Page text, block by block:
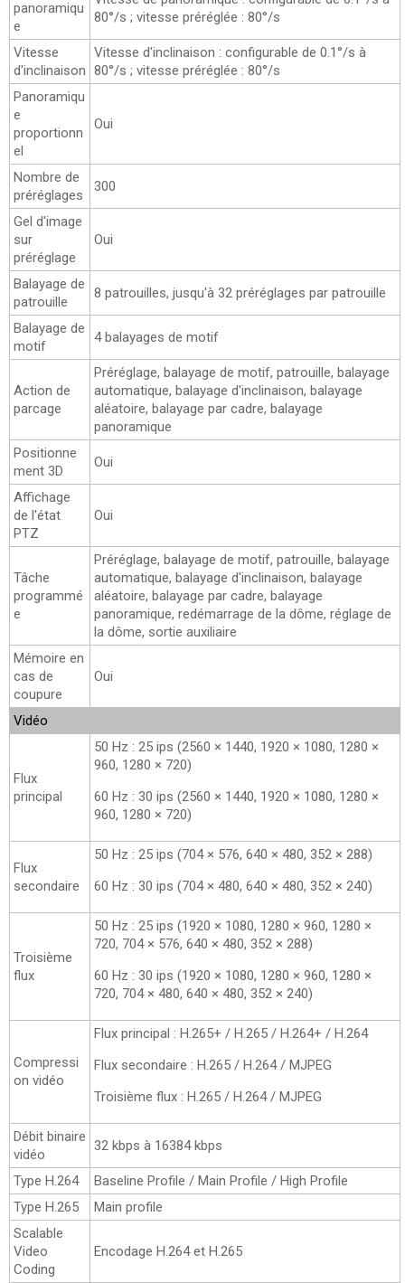
panoramiqu
e
80°/s ; vitesse préréglée : 80°/s
Vitesse
d'inclinaison
Vitesse d'inclinaison : configurable de 0.1°/s à
80°/s ; vitesse préréglée : 80°/s
Panoramiqu
e
proportionn
el
Oui
Nombre de
préréglages
300
Gel d'image
sur
préréglage
Oui
Balayage de
patrouille
8 patrouilles, jusqu'à 32 préréglages par patrouille
Balayage de
motif
4 balayages de motif
Action de
parcage
Préréglage, balayage de motif, patrouille, balayage
automatique, balayage d'inclinaison, balayage
aléatoire, balayage par cadre, balayage
panoramique
Positionne
ment 3D
Oui
Affichage
de l'état
PTZ
Oui
Tâche
programmé
e
Préréglage, balayage de motif, patrouille, balayage
automatique, balayage d'inclinaison, balayage
aléatoire, balayage par cadre, balayage
panoramique, redémarrage de la dôme, réglage de
la dôme, sortie auxiliaire
Mémoire en
cas de
coupure
Oui
Vidéo
Flux
principal
50 Hz : 25 ips (2560 × 1440, 1920 × 1080, 1280 ×
960, 1280 × 720)
60 Hz : 30 ips (2560 × 1440, 1920 × 1080, 1280 ×
960, 1280 × 720)
Flux
secondaire
50 Hz : 25 ips (704 × 576, 640 × 480, 352 × 288)
60 Hz : 30 ips (704 × 480, 640 × 480, 352 × 240)
Troisième
flux
50 Hz : 25 ips (1920 × 1080, 1280 × 960, 1280 ×
720, 704 × 576, 640 × 480, 352 × 288)
60 Hz : 30 ips (1920 × 1080, 1280 × 960, 1280 ×
720, 704 × 480, 640 × 480, 352 × 240)
Compressi
on vidéo
Flux principal : H.265+ / H.265 / H.264+ / H.264
Flux secondaire : H.265 / H.264 / MJPEG
Troisième flux : H.265 / H.264 / MJPEG
Débit binaire
vidéo
32 kbps à 16384 kbps
Type H.264
Baseline Profile / Main Profile / High Profile
Type H.265
Main profile
Scalable
Video
Coding
Encodage H.264 et H.265